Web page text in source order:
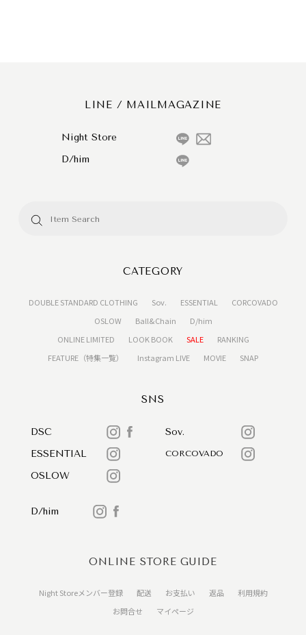
LINE / MAILMAGAZINE
Night Store
D/him
CATEGORY
DOUBLE STANDARD CLOTHING Sov. ESSENTIAL
CORCOVADO
OSLOW
Ball&Chain
D/him
ONLINE LIMITED
LOOK BOOK SALE
RANKING
FEATURE（特集一覧）
Instagram LIVE MOVIE SNAP
SNS
DSC
Sov.
ESSENTIAL
CORCOVADO
OSLOW
D/him
ONLINE STORE GUIDE
Night Storeメンバー登録 配送 お支払い 返品
利用規約
お問合せ
マイページ